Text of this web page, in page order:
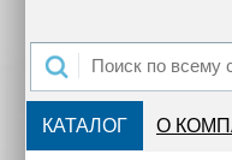
КАТАЛОГ О